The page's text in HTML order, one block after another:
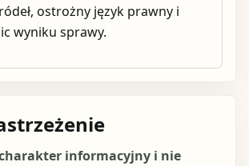
ostrożny język prawny i
wyniku sprawy.
informacyjny i nie